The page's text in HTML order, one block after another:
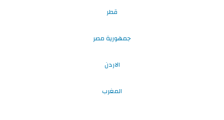
قطر
جمهورية مصر
الاردن
المغرب